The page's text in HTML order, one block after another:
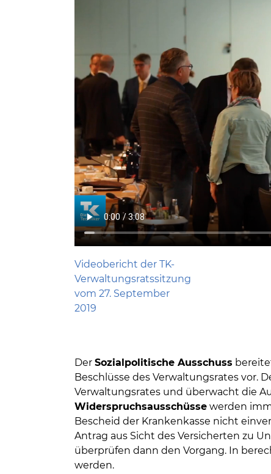
Videobericht der TK-
Verwaltungsratssitzung
vom 27. September
2019
Der Sozialpolitische Ausschuss
Beschlüsse des Verwaltungsrates vor.
Verwaltungsrates und überwacht die
Widerspruchsausschüsse werden
Bescheid der Krankenkasse nicht
Antrag aus Sicht des Versicherten zu
überprüfen dann den Vorgang. In
werden.